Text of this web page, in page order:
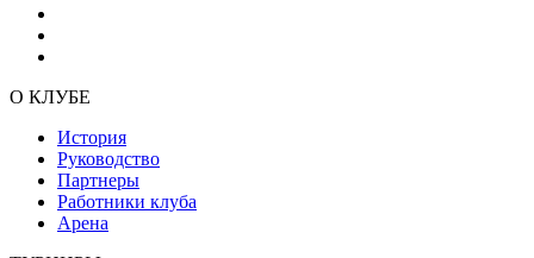
О КЛУБЕ
История
Руководство
Партнеры
Работники клуба
Арена